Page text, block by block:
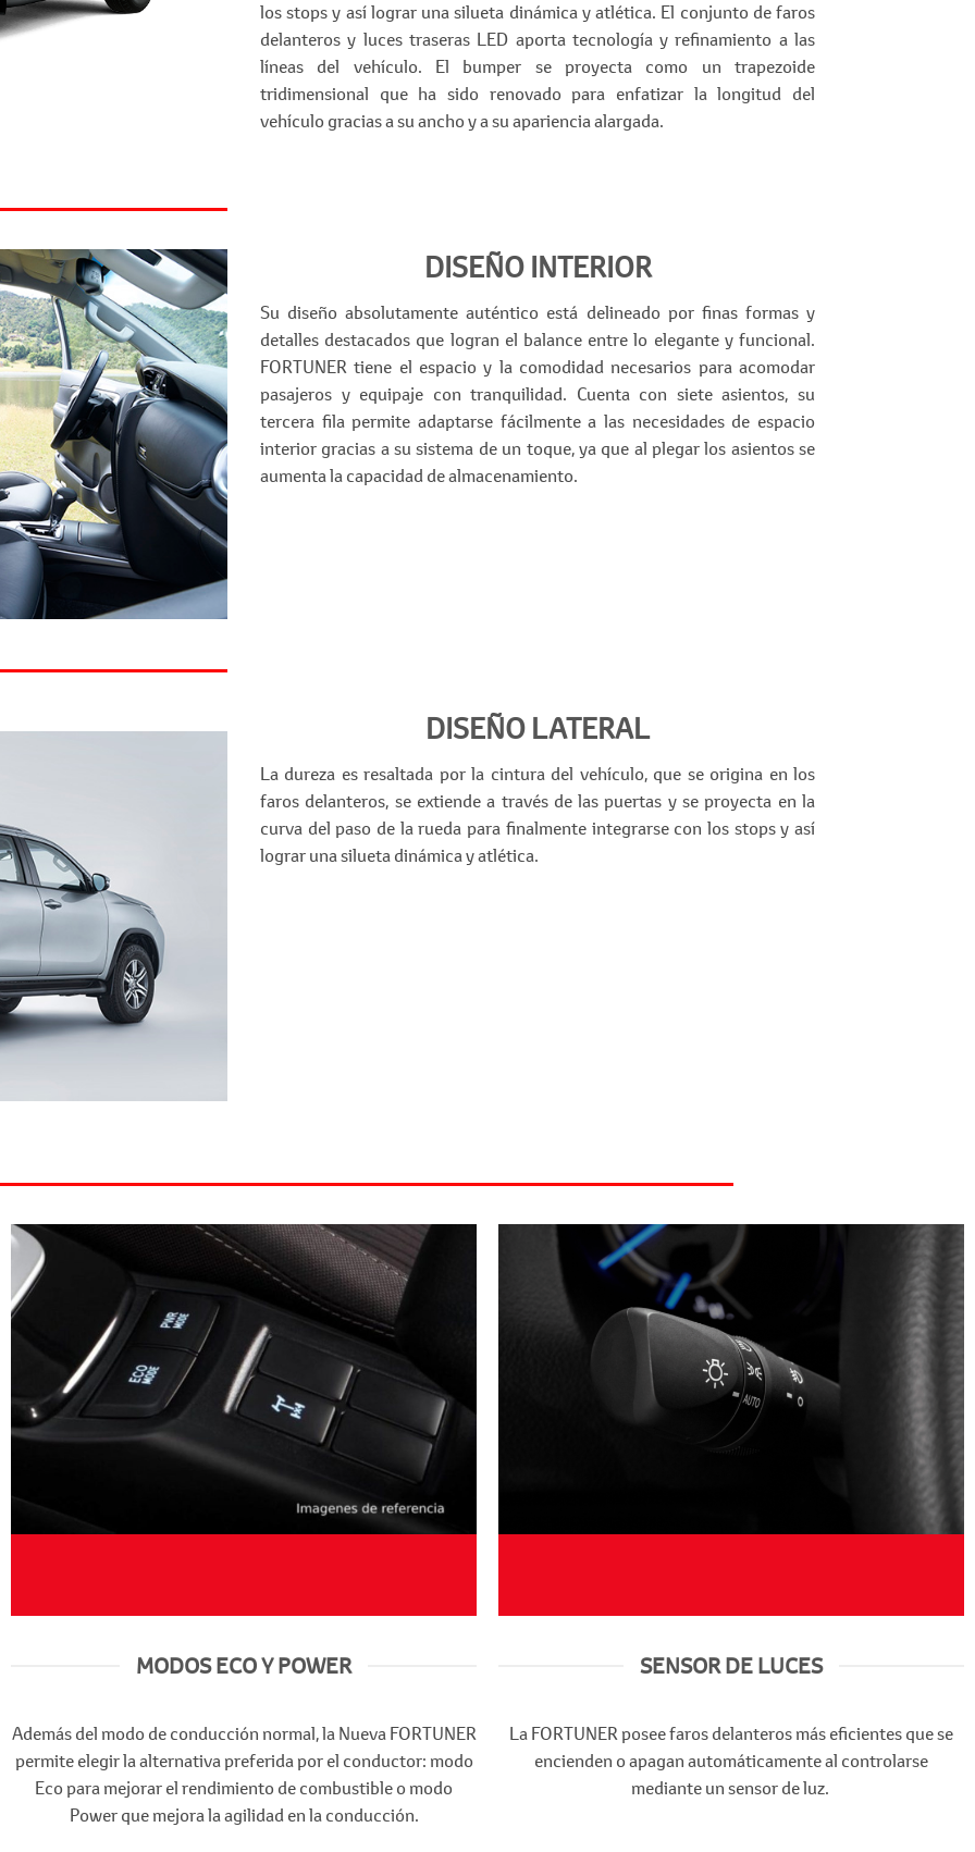
los stops y así lograr una silueta dinámica y atlética. El conjunto de faros
delanteros y luces traseras LED aporta tecnología y refinamiento a las
líneas del vehículo. El bumper se proyecta como un trapezoide
tridimensional que ha sido renovado para enfatizar la longitud del
vehículo gracias a su ancho y a su apariencia alargada.
DISEÑO INTERIOR
Su diseño absolutamente auténtico está delineado por finas formas y
detalles destacados que logran el balance entre lo elegante y funcional.
FORTUNER tiene el espacio y la comodidad necesarios para acomodar
pasajeros y equipaje con tranquilidad. Cuenta con siete asientos, su
tercera fila permite adaptarse fácilmente a las necesidades de espacio
interior gracias a su sistema de un toque, ya que al plegar los asientos se
aumenta la capacidad de almacenamiento.
DISEÑO LATERAL
La dureza es resaltada por la cintura del vehículo, que se origina en los
faros delanteros, se extiende a través de las puertas y se proyecta en la
curva del paso de la rueda para finalmente integrarse con los stops y así
lograr una silueta dinámica y atlética.
MODOS ECO Y POWER
Además del modo de conducción normal, la Nueva FORTUNER
permite elegir la alternativa preferida por el conductor: modo
Eco para mejorar el rendimiento de combustible o modo
Power que mejora la agilidad en la conducción.
SENSOR DE LUCES
La FORTUNER posee faros delanteros más eficientes que se
encienden o apagan automáticamente al controlarse
mediante un sensor de luz.